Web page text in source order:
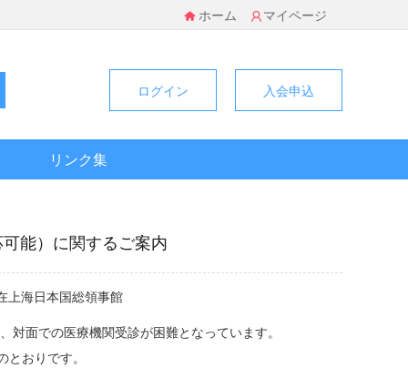
ホーム マイページ
ログイン 入会申込
リンク集
能）に関するご案内
海日本国総領事館
面での医療機関受診が困難となっています。
おりです。